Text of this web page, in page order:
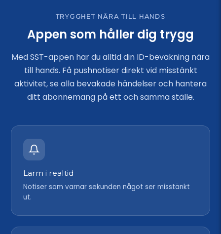
TRYGGHET NÄRA TILL HANDS
Appen som håller dig trygg
Med SST-appen har du alltid din ID-bevakning nära
till hands. Få pushnotiser direkt vid misstänkt
aktivitet, se alla bevakade händelser och hantera
ditt abonnemang på ett och samma ställe.
Larm i realtid
Notiser som varnar sekunden något ser misstänkt
ut.